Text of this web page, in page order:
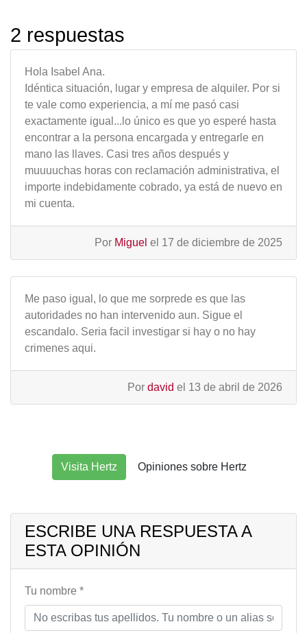
2 respuestas
Hola Isabel Ana.
Idéntica situación, lugar y empresa de alquiler. Por si
te vale como experiencia, a mí me pasó casi
exactamente igual...lo único es que yo esperé hasta
encontrar a la persona encargada y entregarle en
mano las llaves. Casi tres años después y
muuuuchas horas con reclamación administrativa, el
importe indebidamente cobrado, ya está de nuevo en
mi cuenta.
Por Miguel el 17 de diciembre de 2025
Me paso igual, lo que me sorprede es que las
autoridades no han intervenido aun. Sigue el
escandalo. Seria facil investigar si hay o no hay
crimenes aqui.
Por david el 13 de abril de 2026
Visita Hertz Opiniones sobre Hertz
ESCRIBE UNA RESPUESTA A
ESTA OPINIÓN
Tu nombre *